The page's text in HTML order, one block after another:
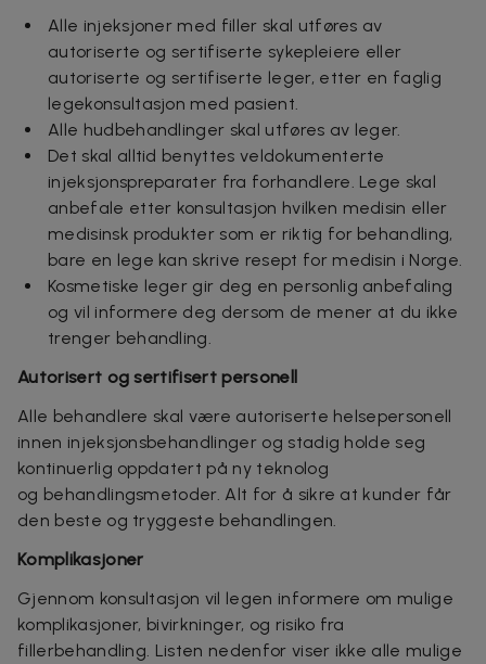
Alle injeksjoner med filler skal utføres av
autoriserte og sertifiserte sykepleiere eller
autoriserte og sertifiserte leger, etter en faglig
legekonsultasjon med pasient.
Alle hudbehandlinger skal utføres av leger.
Det skal alltid benyttes veldokumenterte
injeksjonspreparater fra forhandlere. Lege skal
anbefale etter konsultasjon hvilken medisin eller
medisinsk produkter som er riktig for behandling,
bare en lege kan skrive resept for medisin i Norge.
Kosmetiske leger gir deg en personlig anbefaling
og vil informere deg dersom de mener at du ikke
trenger behandling.
Autorisert og sertifisert personell
Alle behandlere skal være autoriserte helsepersonell
innen injeksjonsbehandlinger og stadig holde seg
kontinuerlig oppdatert på ny teknolog
og behandlingsmetoder. Alt for å sikre at kunder får
den beste og tryggeste behandlingen.
Komplikasjoner
Gjennom konsultasjon vil legen informere om mulige
komplikasjoner, bivirkninger, og risiko fra
fillerbehandling. Listen nedenfor viser ikke alle mulige